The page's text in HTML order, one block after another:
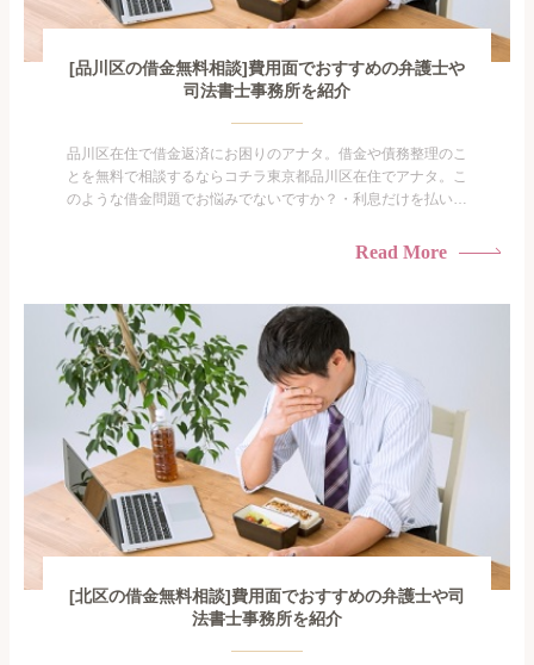
[品川区の借金無料相談]費用面でおすすめの弁護士や
司法書士事務所を紹介
品川区在住で借金返済にお困りのアナタ。借金や債務整理のこ
とを無料で相談するならコチラ東京都品川区在住でアナタ。こ
のような借金問題でお悩みでないですか？・利息だけを払い続
られたくない・借金の催促、取り立てで憂鬱になる。・闇金に
がありま...
Read More
[北区の借金無料相談]費用面でおすすめの弁護士や司
法書士事務所を紹介